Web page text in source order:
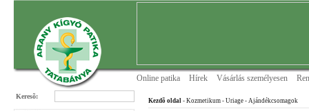
Online patika Hírek Vásárlás személyesen
Keresõ:
Kezdõ oldal - Kozmetikum - Uriage - Ajándékcsomagok